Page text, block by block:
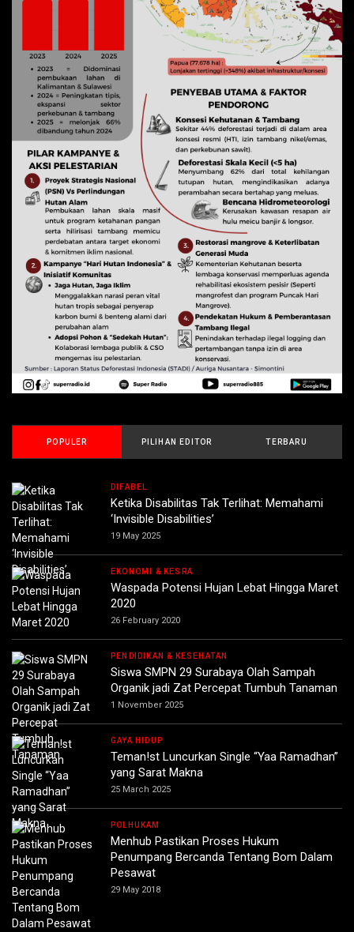
POPULER PILIHAN EDITOR TERBARU
DIFABEL
Ketika Disabilitas Tak Terlihat: Memahami
‘Invisible Disabilities’
19 May 2025
EKONOMI & KESRA
Waspada Potensi Hujan Lebat Hingga Maret
2020
26 February 2020
PENDIDIKAN & KESEHATAN
Siswa SMPN 29 Surabaya Olah Sampah
Organik jadi Zat Percepat Tumbuh Tanaman
1 November 2025
GAYA HIDUP
Teman!st Luncurkan Single “Yaa Ramadhan”
yang Sarat Makna
25 March 2025
POLHUKAM
Menhub Pastikan Proses Hukum
Penumpang Bercanda Tentang Bom Dalam
Pesawat
29 May 2018